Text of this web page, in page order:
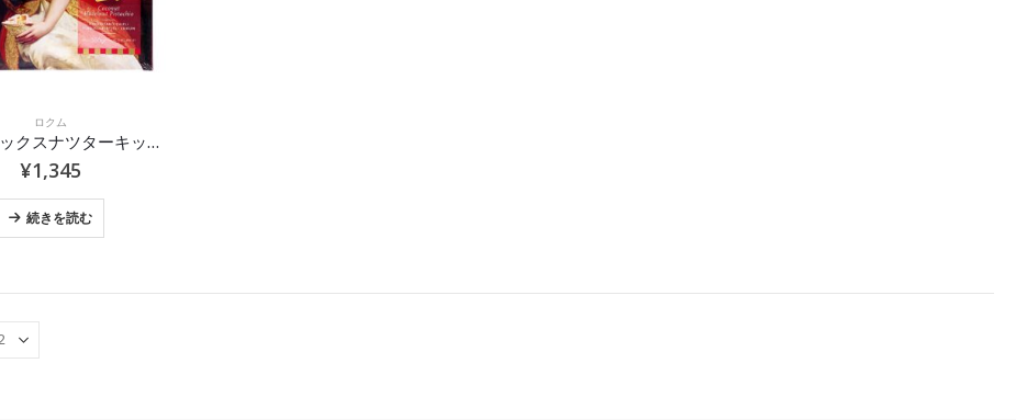
ロクム
KOSKA ミックスナツターキッシュデライト （ヘーゼルナッツ、ココナッツ、ピスタチオ）350g
¥1,345
続きを読む